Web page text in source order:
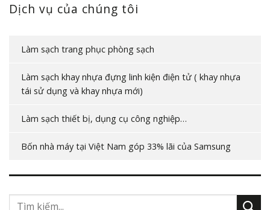
Dịch vụ của chúng tôi
Làm sạch trang phục phòng sạch
Làm sạch khay nhựa đựng linh kiện điện tử ( khay nhựa
tái sử dụng và khay nhựa mới)
Làm sạch thiết bị, dụng cụ công nghiệp…
Bốn nhà máy tại Việt Nam góp 33% lãi của Samsung